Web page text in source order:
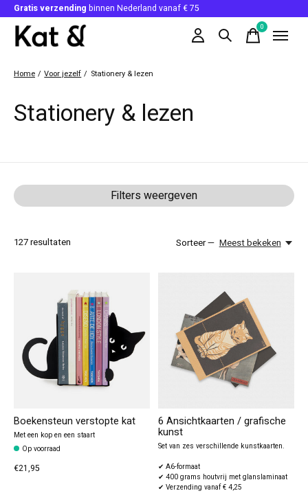
Gratis verzending binnen Nederland vanaf € 75
0items
Home / Voor jezelf / Stationery & lezen
Stationery & lezen
Filters weergeven
127resultaten Sorteer — Meest bekeken
Boekensteun verstopte kat
Met een kop en een staart
Op voorraad
€21,95
6 Ansichtkaarten / grafische
kunst
Set van zes verschillende kunstkaarten.
✔ A6-formaat
✔ 400 grams houtvrij met glanslaminaat
✔ Verzending vanaf € 4,25